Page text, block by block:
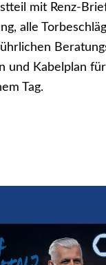
mit Renz-
alle
und Kabelplan
Tag.